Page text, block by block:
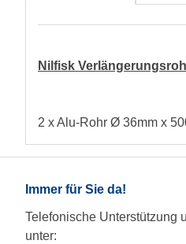
Nilfisk
2 x Alu-Rohr Ø 36mm x
Immer für Sie da!
Telefonische Unterstützung
unter: